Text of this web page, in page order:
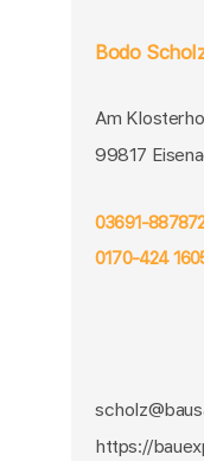
Bodo
Am
99817
03691-
0170-424
https://